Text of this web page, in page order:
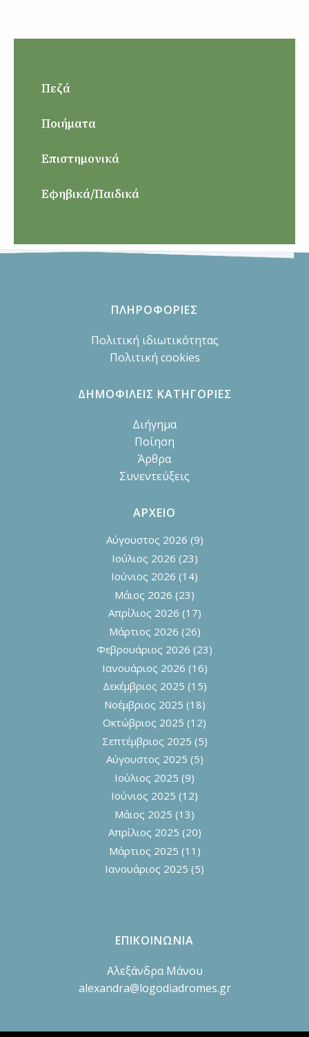
Πεζά
Ποιήματα
Επιστημονικά
Εφηβικά/Παιδικά
ΠΛΗΡΟΦΟΡΙΕΣ
Πολιτική ιδιωτικότητας
Πολιτική cookies
ΔΗΜΟΦΙΛΕΙΣ ΚΑΤΗΓΟΡΙΕΣ
Διήγημα
Ποίηση
Άρθρα
Συνεντεύξεις
ΑΡΧΕΙΟ
Αύγουστος 2026 (9)
Ιούλιος 2026 (23)
Ιούνιος 2026 (14)
Μάιος 2026 (23)
Απρίλιος 2026 (17)
Μάρτιος 2026 (26)
Φεβρουάριος 2026 (23)
Ιανουάριος 2026 (16)
Δεκέμβριος 2025 (15)
Νοέμβριος 2025 (18)
Οκτώβριος 2025 (12)
Σεπτέμβριος 2025 (5)
Αύγουστος 2025 (5)
Ιούλιος 2025 (9)
Ιούνιος 2025 (12)
Μάιος 2025 (13)
Απρίλιος 2025 (20)
Μάρτιος 2025 (11)
Ιανουάριος 2025 (5)
ΕΠΙΚΟΙΝΩΝΙΑ
Αλεξάνδρα Μάνου
alexandra@logodiadromes.gr